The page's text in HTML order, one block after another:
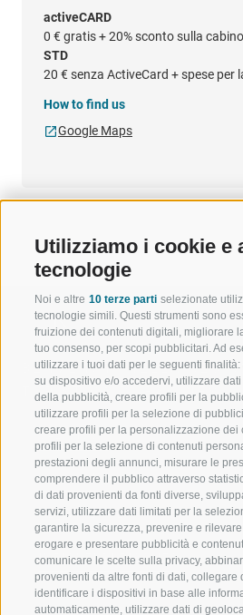
Utilizziamo i cookie e
tecnologie
Noi e altre 10 terze parti selezionate
tecnologie simili. Questi strumenti sono
fruizione dei contenuti digitali, migliorare
tuo consenso, per scopi pubblicitari. Ad
utilizzare i tuoi dati per le seguenti
su dispositivo e/o accedervi, utilizzare
della pubblicità, creare profili per la
utilizzare profili per la selezione di
creare profili per la personalizzazione dei
profili per la selezione di contenuti
prestazioni degli annunci, misurare le
comprendere il pubblico attraverso
di dati provenienti da fonti diverse,
servizi, utilizzare dati limitati per la
garantire la sicurezza, prevenire e
erogare e presentare pubblicità e
comunicare le scelte sulla privacy,
provenienti da altre fonti di dati, collegare
identificare i dispositivi in base alle
automaticamente, utilizzare dati di
activeCARD
0 € gratis + 20% sconto sulla
STD
20 € senza ActiveCard + spese per
How to find us
Google Maps
BENVENUTI NELLA
TURISTICA DI RACINES
VAL GIOVO
VAL RACINES
VAL RIDANNA
IMPIANTI DI RISALITA
SCUOLA DI SCI RACINES